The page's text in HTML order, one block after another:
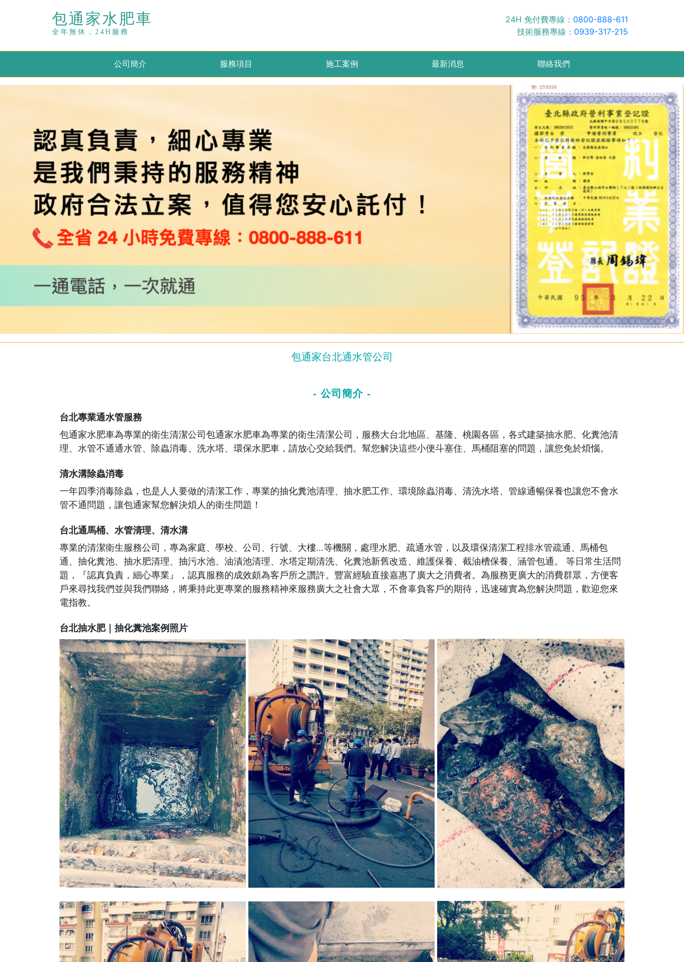
包通家水肥車
全年無休，24H服務
24H 免付費專線： 0800-888-611
技術服務專線： 0939-317-215
公司簡介 服務項目 施工案例 最新消息 聯絡我們
包通家台北通水管公司
- 公司簡介 -
台北專業通水管服務
包通家水肥車為專業的衛生清潔公司包通家水肥車為專業的衛生清潔公司，服務大台北地區、基隆、桃園各區，各式建築抽水肥、化糞池清
理、水管不通通水管、除蟲消毒、洗水塔、環保水肥車，請放心交給我們。幫您解決這些小便斗塞住、馬桶阻塞的問題，讓您免於煩惱。
清水溝除蟲消毒
一年四季消毒除蟲，也是人人要做的清潔工作，專業的抽化糞池清理、抽水肥工作、環境除蟲消毒、清洗水塔、管線通暢保養也讓您不會水
管不通問題，讓包通家幫您解決煩人的衛生問題！
台北通馬桶、水管清理、清水溝
專業的清潔衛生服務公司，專為家庭、學校、公司、行號、大樓...等機關，處理水肥、疏通水管，以及環保清潔工程排水管疏通、馬桶包
通、抽化糞池、抽水肥清理、抽污水池、油漬池清理、水塔定期清洗、化糞池新舊改造、維護保養、截油槽保養、涵管包通。 等日常生活問
題，『認真負責，細心專業』，認真服務的成效頗為客戶所之讚許。豐富經驗直接嘉惠了廣大之消費者。為服務更廣大的消費群眾，方便客
戶來尋找我們並與我們聯絡，將秉持此更專業的服務精神來服務廣大之社會大眾，不會辜負客戶的期待，迅速確實為您解決問題，歡迎您來
電指教。
台北抽水肥｜抽化糞池案例照片